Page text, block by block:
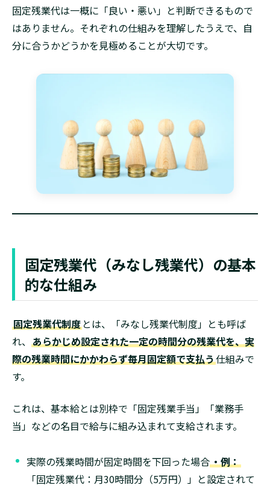
固定残業代は一概に「良い・悪い」と判断できるもので
はありません。それぞれの仕組みを理解したうえで、自
分に合うかどうかを見極めることが大切です。
固定残業代（みなし残業代）の基本
的な仕組み
固定残業代制度 とは、「みなし残業代制度」とも呼ば
れ、 あらかじめ設定された一定の時間分の残業代を、実
際の残業時間にかかわらず毎月固定額で支払う仕組みで
す。
これは、基本給とは別枠で「固定残業手当」「業務手
当」などの名目で給与に組み込まれて支給されます。
実際の残業時間が固定時間を下回った場合・例：
「固定残業代：月30時間分（5万円）」と設定されて